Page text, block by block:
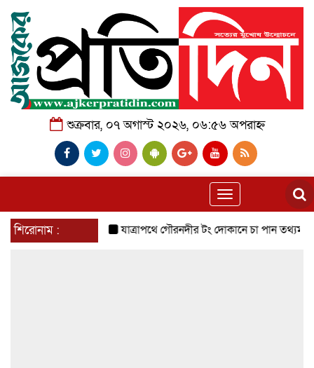
শুক্রবার, ০৭ অগাস্ট ২০২৬, ০৬:৫৬ অপরাহ্ন
Toggle
navigation
শিরোনাম : যাত্রাপথে গৌরনদীর টং দোকানে চা পান তথ্যমন্ত্রী,